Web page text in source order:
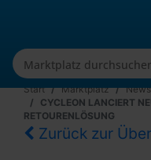
Start Marktplatz
News
CYCLEON LANCIERT
RETOURENLÖSUNG
Zurück zur